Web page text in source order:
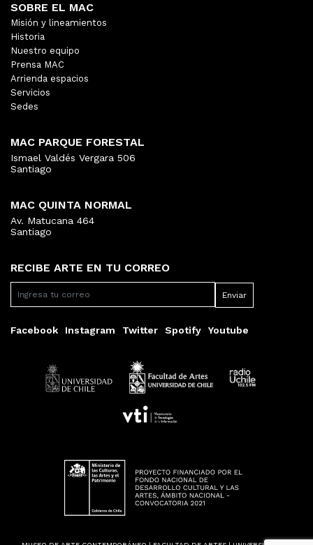
RECIBE ARTE EN TU CORREO
Facebook Instagram Twitter Spotify Youtube
SOBRE EL MAC
Misión y lineamientos
Historia
Nuestro equipo
Prensa MAC
Arrienda espacios
Servicios
Sedes
MAC PARQUE FORESTAL
Ismael Valdés Vergara 506
Santiago
MAC QUINTA NORMAL
Av. Matucana 464
Santiago